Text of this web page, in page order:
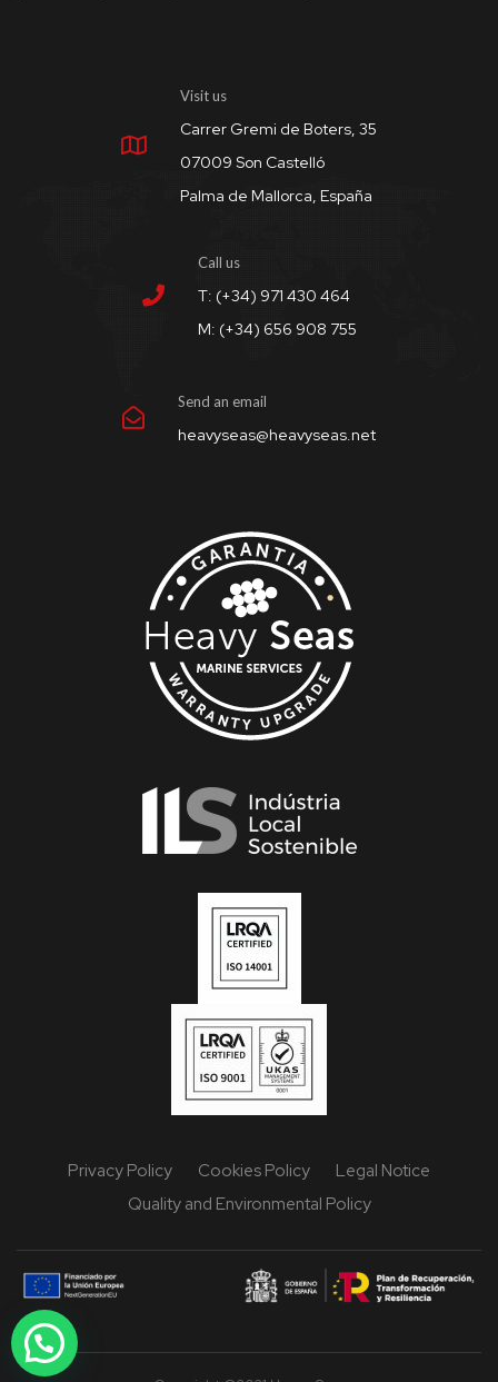
Visit us
Carrer Gremi de Boters, 35
07009 Son Castelló
Palma de Mallorca, España
Call us
T: (+34) 971 430 464
M: (+34) 656 908 755
Send an email
heavyseas@heavyseas.net
Privacy Policy Cookies Policy
Legal Notice
Quality and Environmental Policy